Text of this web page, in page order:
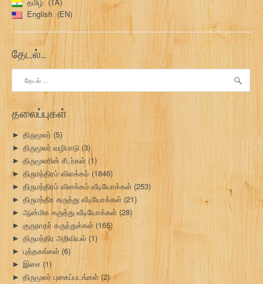
n
a
v
g
a
t
i
o
n
English
EN
தேடல்…
தேடு:
தலைப்புகள்
► திருமூலர் (5)
► திருமூலர் வழிபாடு (3)
► திருமூலரின் சீடர்கள் (1)
► திருமந்திரம் விளக்கம் (1846)
► திருமந்திரம் விளக்கம் வீடியோக்கள் (253)
► திருமந்திர கருத்து வீடியோக்கள் (21)
► ஆன்மிக கருத்து வீடியோக்கள் (28)
► குருநாதர் கருத்துக்கள் (165)
► திருமந்திர அறிவியல் (1)
► புத்தகங்கள் (6)
► இசை (1)
► திருமூலர் புகைப்படங்கள் (2)